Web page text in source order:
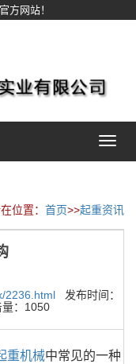
方网站！
Toggle
位置： 首页>>起重资讯
2236.html发布时间：
：1050
重机械中常见的一种